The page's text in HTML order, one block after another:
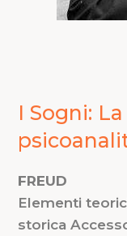
I Sogni:
FREUD
Elementi
storica